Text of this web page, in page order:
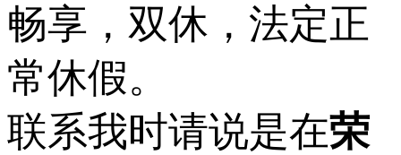
畅享，双休，法定正
常休假。
联系我时请说是在荣